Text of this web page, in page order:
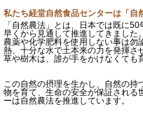
私たち経堂自然食品センターは「自
「自然農法」とは、日本では既に
早くから見通して推進してきました。
農薬や化学肥料を使用しない事は
熱、十分な水で土本来の力を発揮さ
草や樹木は、誰が手をかけなくても
この自然の摂理を生かし、自然の
物を育て、生命の安全が保証される
ーは自然農法を推進しています。